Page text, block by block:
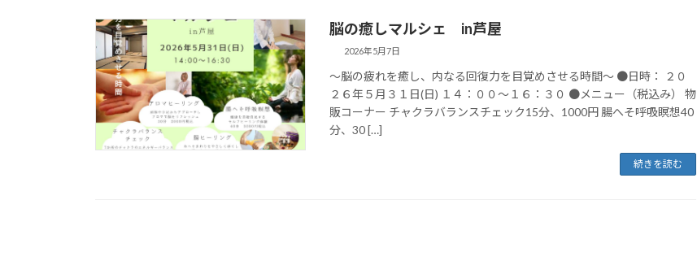
脳の癒しマルシェ in芦屋
2026年5月7日
～脳の疲れを癒し、内なる回復力を目覚めさせる時間～ ●日時： ２０
２６年５月３１日(日) １４：００～１６：３０ ●メニュー（税込み） 物
販コーナー チャクラバランスチェック15分、1000円 腸へそ呼吸瞑想40
分、30 […]
続きを読む